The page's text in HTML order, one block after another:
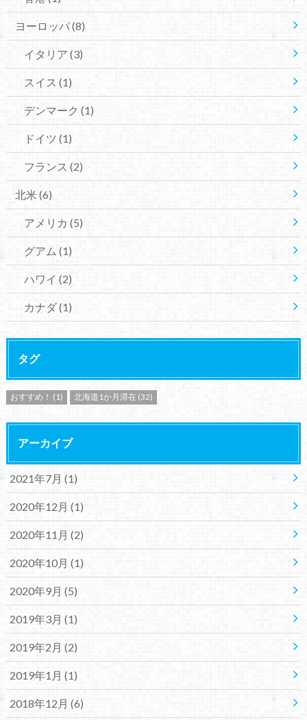
ヨーロッパ(8)
イタリア (3)
スイス (1)
デンマーク (1)
ドイツ (1)
フランス (2)
北米 (6)
アメリカ (5)
グアム (1)
ハワイ (2)
カナダ(1)
タグ
おすすめ！ (1) 北海道1か月滞在 (32)
アーカイブ
2021年7月 (1)
2020年12月 (1)
2020年11月 (2)
2020年10月 (1)
2020年9月 (5)
2019年3月 (1)
2019年2月 (2)
2019年1月 (1)
2018年12月 (6)